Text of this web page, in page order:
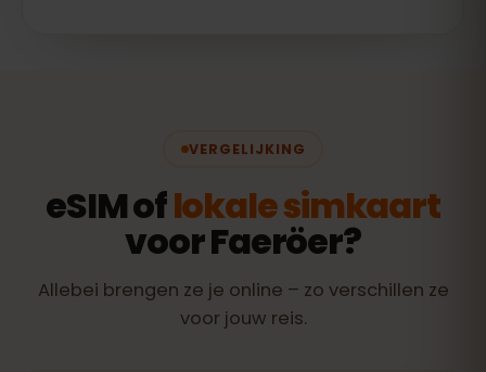
VERGELIJKING
eSIM oflokale simkaart
voor Faeröer?
Allebei brengen ze je online – zo verschillen ze
voor jouw reis.